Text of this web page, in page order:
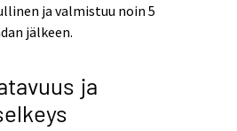
ja valmistuu noin 5
jälkeen.
ja